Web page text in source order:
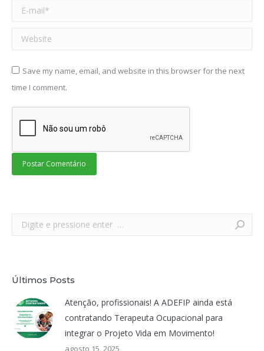
E-mail *
Website
Save my name, email, and website in this browser for the next
time I comment.
Postar Comentário
Search:
Últimos Posts
Atenção, profissionais! A ADEFIP ainda está
contratando Terapeuta Ocupacional para
integrar o Projeto Vida em Movimento!
agosto 15, 2025